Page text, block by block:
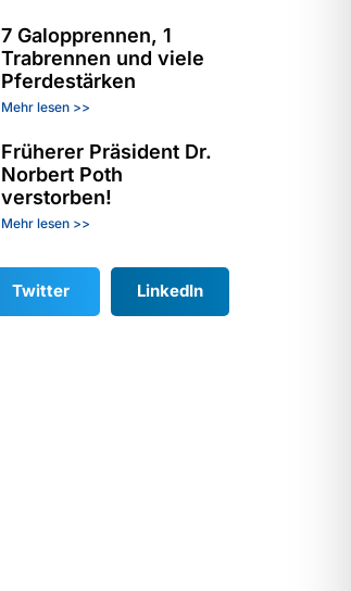
7 Galopprennen, 1
Trabrennen und viele
Pferdestärken
Mehr lesen >>
Früherer Präsident Dr.
Norbert Poth
verstorben!
Mehr lesen >>
Twitter LinkedIn